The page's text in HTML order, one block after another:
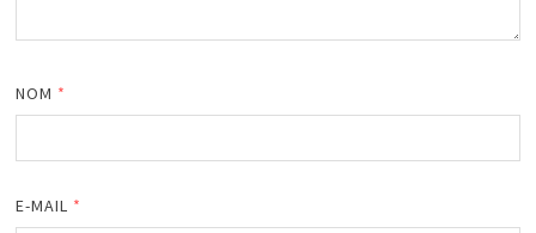
NOM *
E-MAIL *